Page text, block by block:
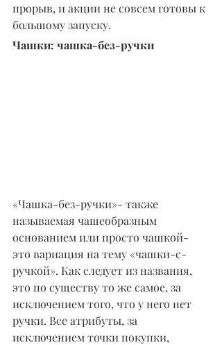
прорыв, и акции не совсем готовы к
большому запуску.
Чашки: чашка-без-ручки
«Чашка-без-ручки»- также
называемая чашеобразным
основанием или просто чашкой-
это вариация на тему «чашки-с-
ручкой». Как следует из названия,
это по существу то же самое, за
исключением того, что у него нет
ручки. Все атрибуты, за
исключением точки покупки,